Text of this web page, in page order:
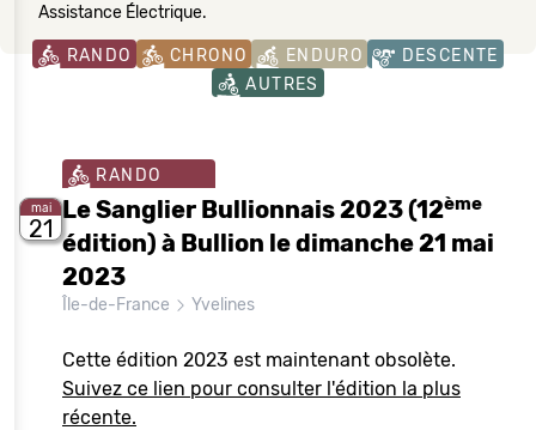
Assistance Électrique.
RANDO CHRONO ENDURO
DESCENTE
AUTRES
mai
21
RANDO
Le Sanglier Bullionnais 2023 (12ème
édition) à Bullion le dimanche 21 mai
2023
Île-de-France Yvelines
Cette édition 2023 est maintenant obsolète.
Suivez ce lien pour consulter l'édition la plus
récente.